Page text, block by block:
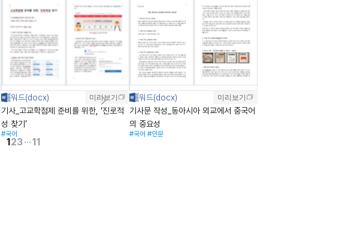
미리보기
기사_고교학점제 준비를 위한, ‘진로적
성 찾기’
#국어
미리보기
기사문 작성_동아시아 외교에서 중국어
의 중요성
#국어 #인문
123 11